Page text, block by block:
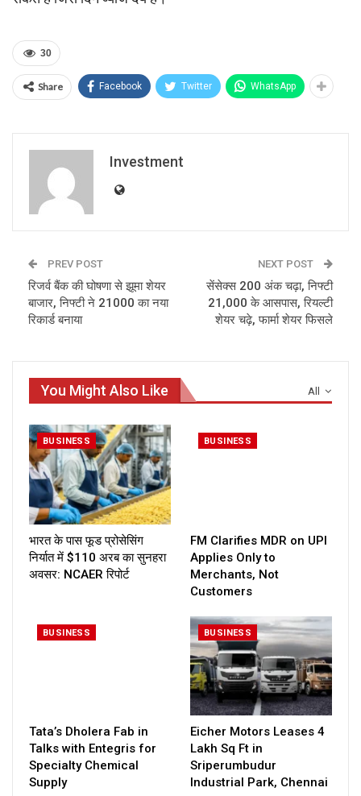
30
Share Facebook Twitter WhatsApp
Investment
PREV POST
रिजर्व बैंक की घोषणा से झूमा शेयर
बाजार, निफ्टी ने 21000 का नया
रिकार्ड बनाया
NEXT POST
सेंसेक्स 200 अंक चढ़ा, निफ्टी
21,000 के आसपास, रियल्टी
शेयर चढ़े, फार्मा शेयर फिसले
All
You Might Also Like
BUSINESS
भारत के पास फूड प्रोसेसिंग
निर्यात में $110 अरब का सुनहरा
अवसर: NCAER रिपोर्ट
BUSINESS
FM Clarifies MDR on UPI
Applies Only to
Merchants, Not
Customers
BUSINESS
Tata’s Dholera Fab in
Talks with Entegris for
Specialty Chemical
Supply
BUSINESS
Eicher Motors Leases 4
Lakh Sq Ft in
Sriperumbudur
Industrial Park, Chennai